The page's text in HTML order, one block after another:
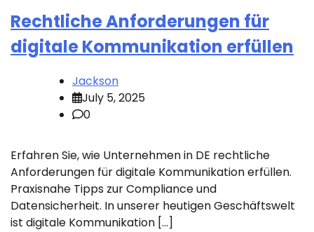
Rechtliche Anforderungen für
digitale Kommunikation erfüllen
Jackson
July 5, 2025
0
Erfahren Sie, wie Unternehmen in DE rechtliche
Anforderungen für digitale Kommunikation erfüllen.
Praxisnahe Tipps zur Compliance und
Datensicherheit. In unserer heutigen Geschäftswelt
ist digitale Kommunikation […]